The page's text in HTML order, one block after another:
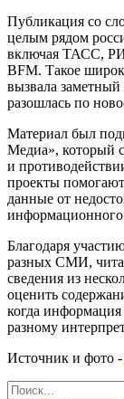
Публикация со
целым рядом
включая ТАСС,
BFM. Такое
вызвала
разошлась по
Материал был
Медиа», который
и
проекты помогают
данные от
информационного
Благодаря
разных СМИ,
сведения из
оценить
когда
разному
Источник и фото -